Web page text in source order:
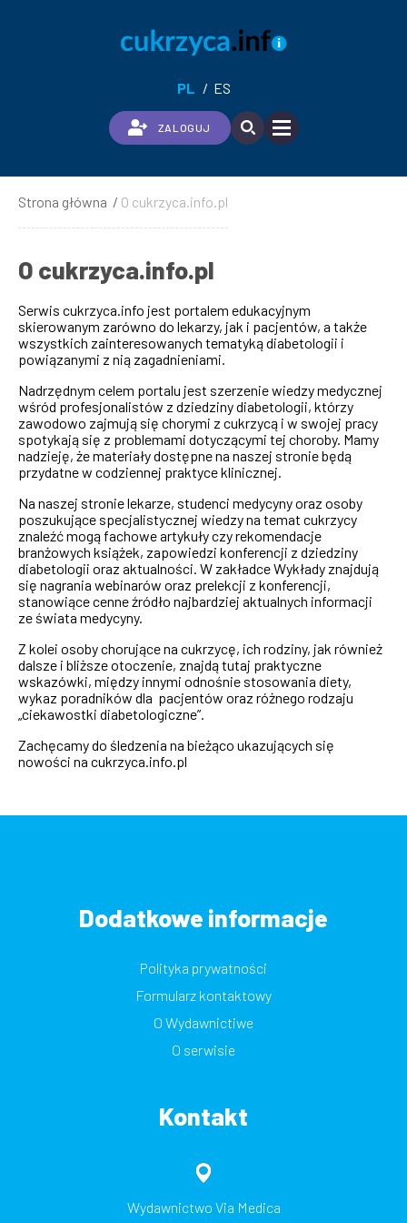
PL ES
ZALOGUJ
Ścieżka
nawigacyjna
Strona główna O cukrzyca.info.pl
O cukrzyca.info.pl
Serwis cukrzyca.info jest portalem edukacyjnym
skierowanym zarówno do lekarzy, jak i pacjentów, a także
wszystkich zainteresowanych tematyką diabetologii i
powiązanymi z nią zagadnieniami.
Nadrzędnym celem portalu jest szerzenie wiedzy medycznej
wśród profesjonalistów z dziedziny diabetologii, którzy
zawodowo zajmują się chorymi z cukrzycą i w swojej pracy
spotykają się z problemami dotyczącymi tej choroby. Mamy
nadzieję, że materiały dostępne na naszej stronie będą
przydatne w codziennej praktyce klinicznej.
Na naszej stronie lekarze, studenci medycyny oraz osoby
poszukujące specjalistycznej wiedzy na temat cukrzycy
znaleźć mogą fachowe artykuły czy rekomendacje
branżowych książek, zapowiedzi konferencji z dziedziny
diabetologii oraz aktualności. W zakładce Wykłady znajdują
się nagrania webinarów oraz prelekcji z konferencji,
stanowiące cenne źródło najbardziej aktualnych informacji
ze świata medycyny.
Z kolei osoby chorujące na cukrzycę, ich rodziny, jak również
dalsze i bliższe otoczenie, znajdą tutaj praktyczne
wskazówki, między innymi odnośnie stosowania diety,
wykaz poradników dla pacjentów oraz różnego rodzaju
„ciekawostki diabetologiczne”.
Zachęcamy do śledzenia na bieżąco ukazujących się
nowości na cukrzyca.info.pl
Dodatkowe informacje
Polityka prywatności
Formularz kontaktowy
O Wydawnictiwe
O serwisie
Kontakt
Wydawnictwo Via Medica